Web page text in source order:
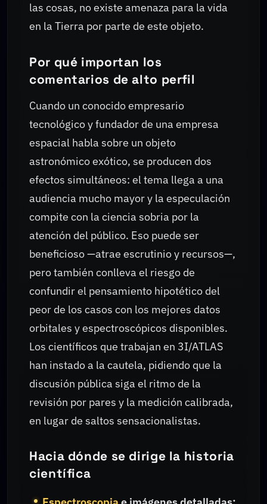
las cosas, no existe amenaza para la vida
en la Tierra por parte de este objeto.
Por qué importan los
comentarios de alto perfil
Cuando un conocido empresario
tecnológico y fundador de una empresa
espacial habla sobre un objeto
astronómico exótico, se producen dos
efectos simultáneos: el tema llega a una
audiencia mucho mayor y la especulación
compite con la ciencia sobria por la
atención del público. Eso puede ser
beneficioso —atrae escrutinio y recursos—,
pero también conlleva el riesgo de
confundir el pensamiento hipotético del
peor de los casos con los mejores datos
orbitales y espectroscópicos disponibles.
Los científicos que trabajan en 3I/ATLAS
han instado a la cautela, pidiendo que la
discusión pública siga el ritmo de la
revisión por pares y la medición calibrada,
en lugar de saltos sensacionalistas.
Hacia dónde se dirige la historia
científica